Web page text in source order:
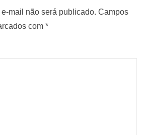
mail não será publicado. Campos
com *